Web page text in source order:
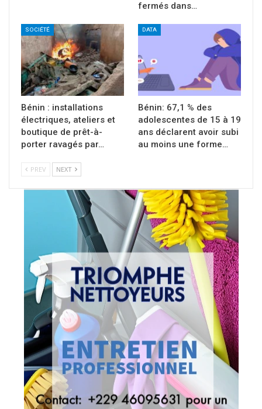
fermés dans…
SOCIÉTÉ
Bénin : installations
électriques, ateliers et
boutique de prêt-à-
porter ravagés par…
DATA
Bénin: 67,1 % des
adolescentes de 15 à 19
ans déclarent avoir subi
au moins une forme…
PREV NEXT